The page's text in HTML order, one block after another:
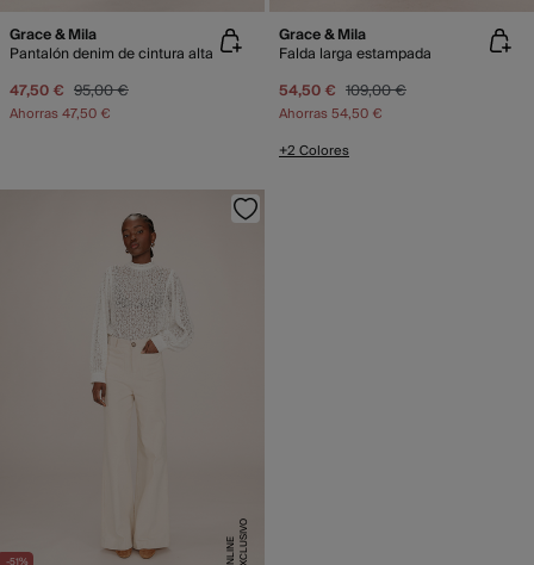
Grace & Mila
Pantalón denim de cintura alta
47,50 € 95,00 €
Ahorras47,50 €
Grace & Mila
Falda larga estampada
54,50 € 109,00 €
Ahorras54,50 €
+2 Colores
E
X
C
L
U
SI
V
O
O
N
LI
N
E